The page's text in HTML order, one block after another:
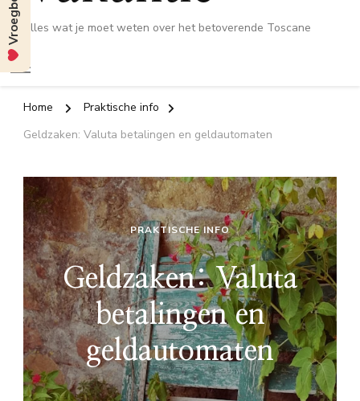
Alles wat je moet weten over het betoverende Toscane
Home
Praktische info
Geldzaken: Valuta betalingen en geldautomaten
PRAKTISCHE INFO
Geldzaken: Valuta
betalingen en
geldautomaten